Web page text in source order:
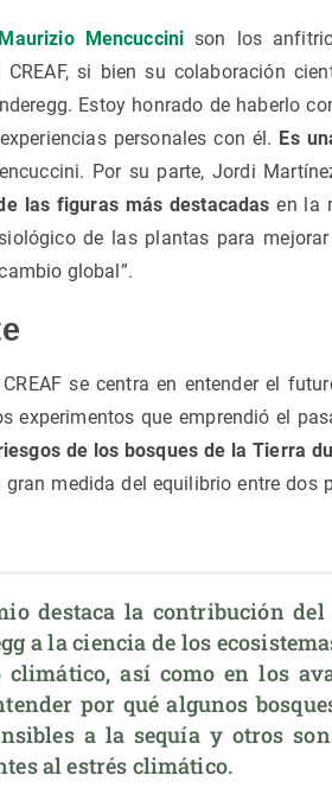
Maurizio Mencuccini son los
si bien su colaboración
Estoy honrado de haberlo
personales con él. Es
Por su parte, Jordi
las figuras más destacadas en la
de las plantas para mejorar
global”.
se centra en entender el
experimentos que emprendió el
de los bosques de la Tierra
medida del equilibrio entre dos
destaca la contribución del
a la ciencia de los
climático, así como en los
por qué algunos
a la sequía y otros
al estrés climático.